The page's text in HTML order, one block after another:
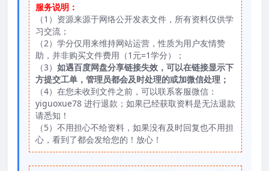
服务说明：
（1）资源来源于网络公开发表文件，所有资料仅供学
习交流；
（2）学分仅用来维持网站运营，性质为用户友情赞
助，并非购买文件费用（1元=1学分）；
（3） 如遇百度网盘分享链接失效，可以在链接显示下
方提交工单，管理员都会及时处理的或加微信处理；
（4）在您未收到文件之前，可以联系客服微信：
yiguoxue78 进行退款；如果已经获取资料是无法退款
请悉知！
（5）不用担心不给资料，如果没有及时回复也不用担
心，看到了都会发给您的！放心！